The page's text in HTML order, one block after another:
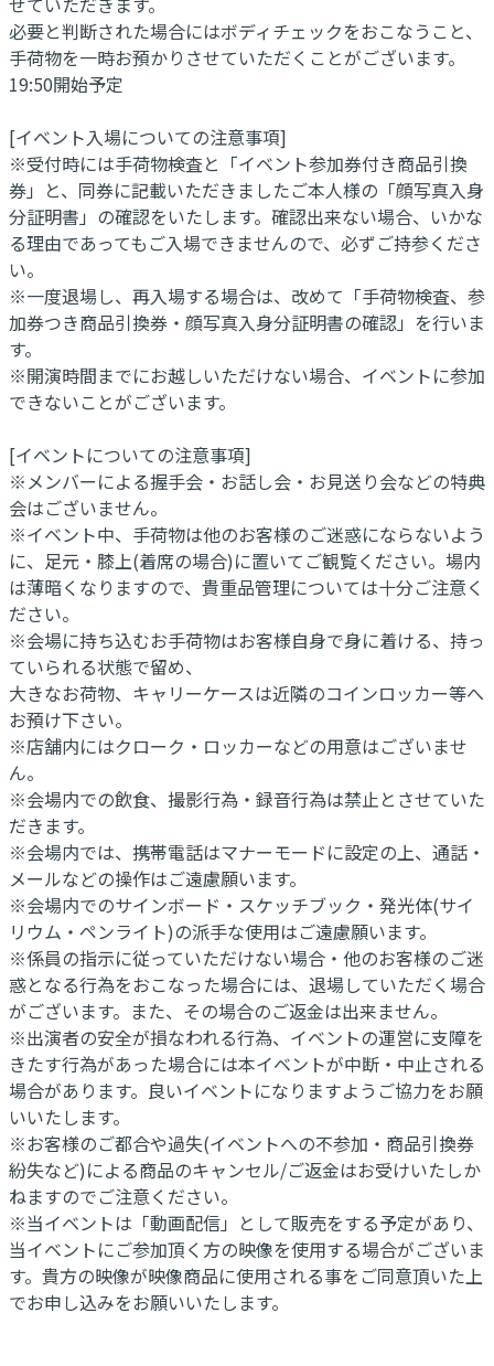
必要と判断された場合にはボディチェックをおこなうこと、
手荷物を一時お預かりさせていただくことがございます。
19:50開始予定
[イベント入場についての注意事項]
※受付時には手荷物検査と「イベント参加券付き商品引換
券」と、同券に記載いただきましたご本人様の「顔写真入身
分証明書」の確認をいたします。確認出来ない場合、いかな
る理由であってもご入場できませんので、必ずご持参くださ
い。
※一度退場し、再入場する場合は、改めて「手荷物検査、参
加券つき商品引換券・顔写真入身分証明書の確認」を行いま
す。
※開演時間までにお越しいただけない場合、イベントに参加
できないことがございます。
[イベントについての注意事項]
※メンバーによる握手会・お話し会・お見送り会などの特典
会はございません。
※イベント中、手荷物は他のお客様のご迷惑にならないよう
に、足元・膝上(着席の場合)に置いてご観覧ください。場内
は薄暗くなりますので、貴重品管理については十分ご注意く
ださい。
※会場に持ち込むお手荷物はお客様自身で身に着ける、持っ
ていられる状態で留め、
大きなお荷物、キャリーケースは近隣のコインロッカー等へ
お預け下さい。
※店舗内にはクローク・ロッカーなどの用意はございませ
ん。
※会場内での飲食、撮影行為・録音行為は禁止とさせていた
だきます。
※会場内では、携帯電話はマナーモードに設定の上、通話・
メールなどの操作はご遠慮願います。
※会場内でのサインボード・スケッチブック・発光体(サイ
リウム・ペンライト)の派手な使用はご遠慮願います。
※係員の指示に従っていただけない場合・他のお客様のご迷
惑となる行為をおこなった場合には、退場していただく場合
がございます。また、その場合のご返金は出来ません。
※出演者の安全が損なわれる行為、イベントの運営に支障を
きたす行為があった場合には本イベントが中断・中止される
場合があります。良いイベントになりますようご協力をお願
いいたします。
※お客様のご都合や過失(イベントへの不参加・商品引換券
紛失など)による商品のキャンセル/ご返金はお受けいたしか
ねますのでご注意ください。
※当イベントは「動画配信」として販売をする予定があり、
当イベントにご参加頂く方の映像を使用する場合がございま
す。貴方の映像が映像商品に使用される事をご同意頂いた上
でお申し込みをお願いいたします。